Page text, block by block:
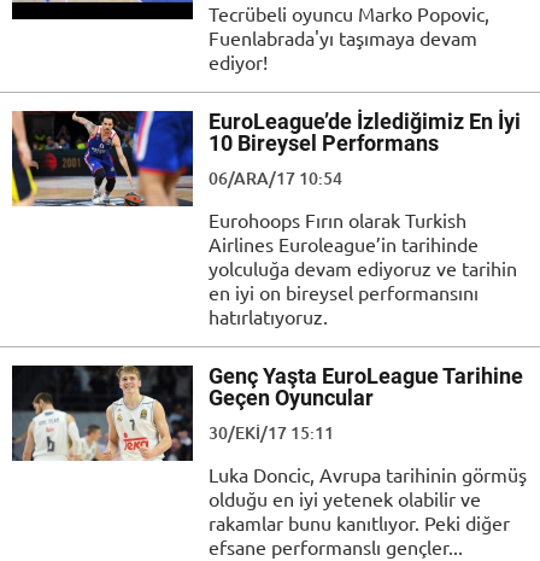
Tecrübeli oyuncu Marko Popovic,
Fuenlabrada'yı taşımaya devam
ediyor!
EuroLeague’de İzlediğimiz En İyi
10 Bireysel Performans
06/ARA/17 10:54
Eurohoops Fırın olarak Turkish
Airlines Euroleague’in tarihinde
yolculuğa devam ediyoruz ve tarihin
en iyi on bireysel performansını
hatırlatıyoruz.
Genç Yaşta EuroLeague Tarihine
Geçen Oyuncular
30/EKI/17 15:11
Luka Doncic, Avrupa tarihinin görmüş
olduğu en iyi yetenek olabilir ve
rakamlar bunu kanıtlıyor. Peki diğer
efsane performanslı gençler...